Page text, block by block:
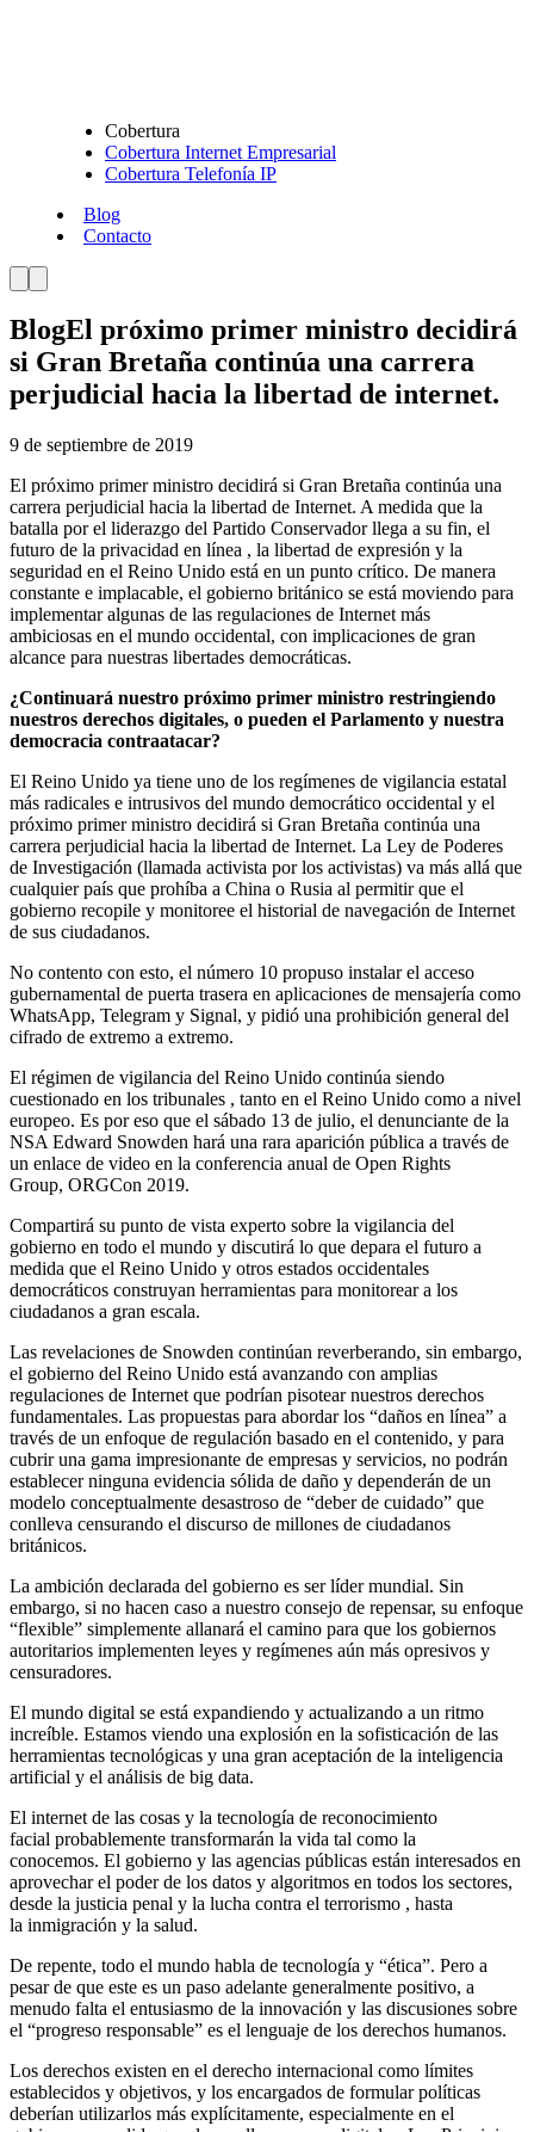
Cobertura
Cobertura Internet Empresarial
Cobertura Telefonía IP
Blog
Contacto
BlogEl próximo primer ministro decidirá
si Gran Bretaña continúa una carrera
perjudicial hacia la libertad de internet.
9 de septiembre de 2019
El próximo primer ministro decidirá si Gran Bretaña continúa una
carrera perjudicial hacia la libertad de Internet. A medida que la
batalla por el liderazgo del Partido Conservador llega a su fin, el
futuro de la privacidad en línea , la libertad de expresión y la
seguridad en el Reino Unido está en un punto crítico. De manera
constante e implacable, el gobierno británico se está moviendo para
implementar algunas de las regulaciones de Internet más
ambiciosas en el mundo occidental, con implicaciones de gran
alcance para nuestras libertades democráticas.
¿Continuará nuestro próximo primer ministro restringiendo
nuestros derechos digitales, o pueden el Parlamento y nuestra
democracia contraatacar?
El Reino Unido ya tiene uno de los regímenes de vigilancia estatal
más radicales e intrusivos del mundo democrático occidental y el
próximo primer ministro decidirá si Gran Bretaña continúa una
carrera perjudicial hacia la libertad de Internet. La Ley de Poderes
de Investigación (llamada activista por los activistas) va más allá que
cualquier país que prohíba a China o Rusia al permitir que el
gobierno recopile y monitoree el historial de navegación de Internet
de sus ciudadanos.
No contento con esto, el número 10 propuso instalar el acceso
gubernamental de puerta trasera en aplicaciones de mensajería como
WhatsApp, Telegram y Signal, y pidió una prohibición general del
cifrado de extremo a extremo.
El régimen de vigilancia del Reino Unido continúa siendo
cuestionado en los tribunales , tanto en el Reino Unido como a nivel
europeo. Es por eso que el sábado 13 de julio, el denunciante de la
NSA Edward Snowden hará una rara aparición pública a través de
un enlace de video en la conferencia anual de Open Rights
Group, ORGCon 2019.
Compartirá su punto de vista experto sobre la vigilancia del
gobierno en todo el mundo y discutirá lo que depara el futuro a
medida que el Reino Unido y otros estados occidentales
democráticos construyan herramientas para monitorear a los
ciudadanos a gran escala.
Las revelaciones de Snowden continúan reverberando, sin embargo,
el gobierno del Reino Unido está avanzando con amplias
regulaciones de Internet que podrían pisotear nuestros derechos
fundamentales. Las propuestas para abordar los “daños en línea” a
través de un enfoque de regulación basado en el contenido, y para
cubrir una gama impresionante de empresas y servicios, no podrán
establecer ninguna evidencia sólida de daño y dependerán de un
modelo conceptualmente desastroso de “deber de cuidado” que
conlleva censurando el discurso de millones de ciudadanos
británicos.
La ambición declarada del gobierno es ser líder mundial. Sin
embargo, si no hacen caso a nuestro consejo de repensar, su enfoque
“flexible” simplemente allanará el camino para que los gobiernos
autoritarios implementen leyes y regímenes aún más opresivos y
censuradores.
El mundo digital se está expandiendo y actualizando a un ritmo
increíble. Estamos viendo una explosión en la sofisticación de las
herramientas tecnológicas y una gran aceptación de la inteligencia
artificial y el análisis de big data.
El internet de las cosas y la tecnología de reconocimiento
facial probablemente transformarán la vida tal como la
conocemos. El gobierno y las agencias públicas están interesados ​​en
aprovechar el poder de los datos y algoritmos en todos los sectores,
desde la justicia penal y la lucha contra el terrorismo , hasta
la inmigración y la salud.
De repente, todo el mundo habla de tecnología y “ética”. Pero a
pesar de que este es un paso adelante generalmente positivo, a
menudo falta el entusiasmo de la innovación y las discusiones sobre
el “progreso responsable” es el lenguaje de los derechos humanos.
Los derechos existen en el derecho internacional como límites
establecidos y objetivos, y los encargados de formular políticas
deberían utilizarlos más explícitamente, especialmente en el